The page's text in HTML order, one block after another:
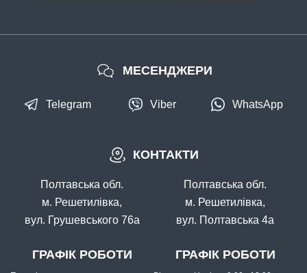
КОНТАКТИ
Полтавська обл.
м. Решетилівка,
вул. Грушевського 76а
ГРАФІК РОБОТИ
Полтавська обл.
м. Решетилівка,
вул. Полтавська 4а
ГРАФІК РОБОТИ
МЕСЕНДЖЕРИ
Telegram Viber WhatsApp